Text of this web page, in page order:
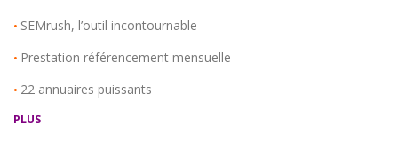
• SEMrush, l’outil incontournable
• Prestation référencement mensuelle
• 22 annuaires puissants
PLUS